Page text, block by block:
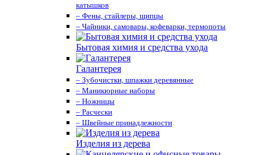
катышков
– Фены, стайлеры, щипцы
– Чайники, самовары, кофеварки, термопоты
Бытовая химия и средства ухода
Галантерея
– Зубочистки, шпажки деревянные
– Маникюрные наборы
– Ножницы
– Расчески
– Швейные принадлежности
Изделия из дерева